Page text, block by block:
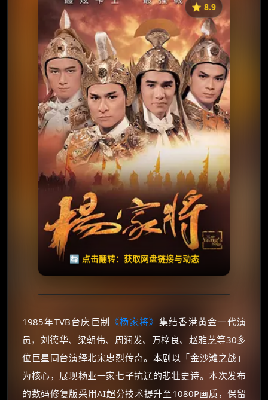
⭐️ 8.9
🔄 点击翻转：获取网盘链接与动态
《杨家将》
⭐
收藏
⭐️ 评分：8.9 | 🎬 1985年
✅ 已完结
夸克网盘
失效请反馈
天天领红包
1985年TVB台庆巨制 《杨家将》 集结香港黄金一代演
员，刘德华、梁朝伟、周润发、万梓良、赵雅芝等30多
位巨星同台演绎北宋忠烈传奇。本剧以「金沙滩之战」
为核心，展现杨业一家七子抗辽的悲壮史诗。本次发布
的数码修复版采用AI超分技术提升至1080P画质，保留